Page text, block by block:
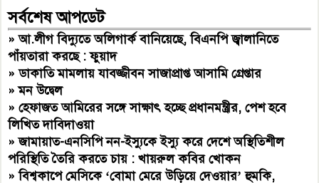
সর্বশেষ আপডেট
»আ.লীগ বিদ্যুতে অলিগার্ক বানিয়েছে, বিএনপি জ্বালানিতে
পাঁয়তারা করছে : ফুয়াদ
»ডাকাতি মামলায় যাবজ্জীবন সাজাপ্রাপ্ত আসামি গ্রেপ্তার
»মন উদ্বেল
»হেফাজত আমিরের সঙ্গে সাক্ষাৎ হচ্ছে প্রধানমন্ত্রীর, পেশ হবে
লিখিত দাবিদাওয়া
»জামায়াত-এনসিপি নন-ইস্যুকে ইস্যু করে দেশে অস্থিতিশীল
পরিস্থিতি তৈরি করতে চায় : খায়রুল কবির খোকন
»বিশ্বকাপে মেসিকে ‘বোমা মেরে উড়িয়ে দেওয়ার’ হুমকি,